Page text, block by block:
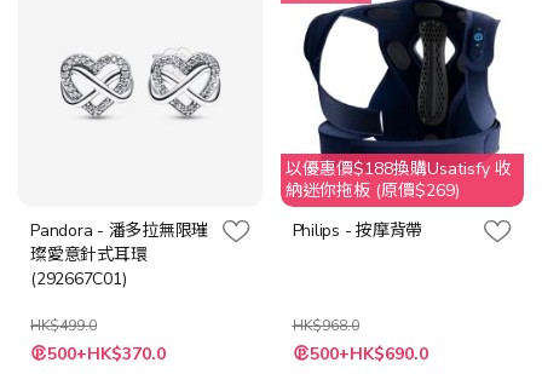
Pandora - 潘多拉無限璀
璨愛意針式耳環
(292667C01)
HK$499.0
特
殊 500+HK$370.0
以優惠價$188換購Usatisfy 收
納迷你拖板 (原價$269)
Philips - 按摩背帶
HK$968.0
特
殊 500+HK$690.0